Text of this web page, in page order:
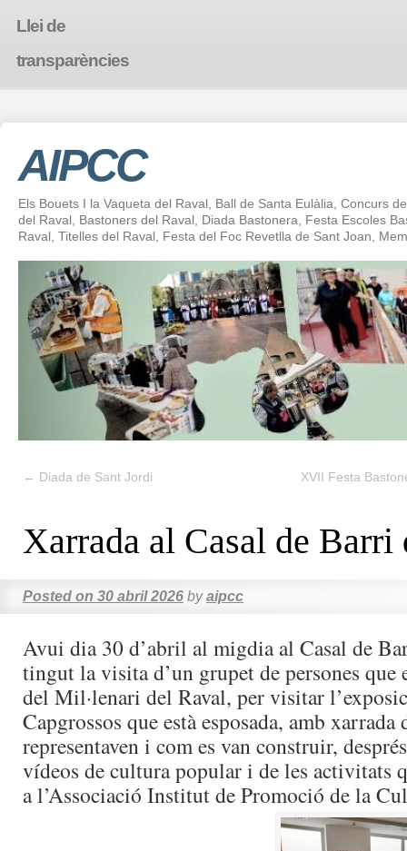
Llei de
transparències
AIPCC
Els Bouets I la Vaqueta del Raval, Ball de Santa Eulàlia, Concurs
del Raval, Bastoners del Raval, Diada Bastonera, Festa Escoles
Raval, Titelles del Raval, Festa del Foc Revetlla de Sant Joan,
← Diada de Sant Jordi XVII Festa
Xarrada al Casal de Barri
Posted on 30 abril 2026 by aipcc
Avui dia 30 d’abril al migdia al Casal de
tingut la visita d’un grupet de persones que
del Mil·lenari del Raval, per visitar
Capgrossos que està esposada, amb xarrada
representaven i com es van construir,
vídeos de cultura popular i de les activitats
a l’Associació Institut de Promoció de la